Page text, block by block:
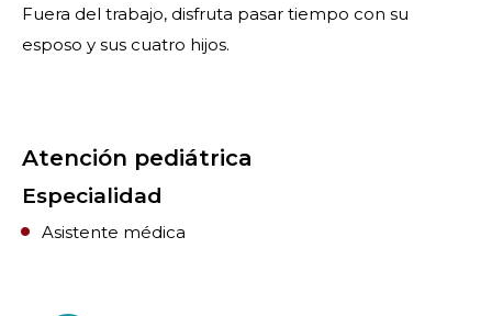
Fuera del trabajo, disfruta pasar tiempo con su
esposo y sus cuatro hijos.
Atención pediátrica
Especialidad
Asistente médica